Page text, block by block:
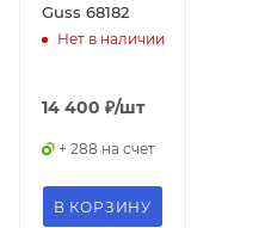
Бренд
KAISER
товара
01147199
Максимальная
цена
Guss 68182
Нет в наличии
14 400 ₽/шт
+ 288 на счет
В КОРЗИНУ